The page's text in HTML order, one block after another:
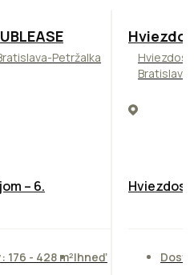
Petržalka
– 6.
- 428 m²Ihneď